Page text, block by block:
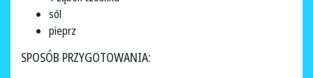
sól
pieprz
SPOSÓB PRZYGOTOWANIA: